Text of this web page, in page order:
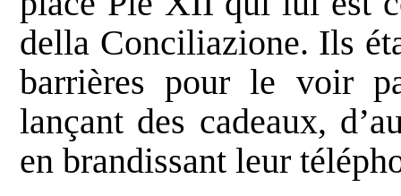
della Conciliazione. Ils
barrières pour le voir
lançant des cadeaux,
en brandissant leur